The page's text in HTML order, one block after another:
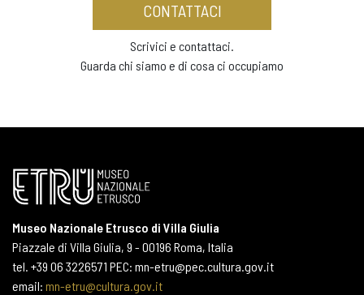
CONTATTACI
Scrivici e contattaci.
Guarda chi siamo e di cosa ci occupiamo
Museo Nazionale Etrusco di Villa Giulia
Piazzale di Villa Giulia, 9 - 00196 Roma, Italia
tel. +39 06 3226571 PEC: mn-etru@pec.cultura.gov.it
email: mn-etru@cultura.gov.it